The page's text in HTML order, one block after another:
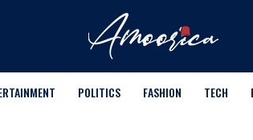
POLITICS FASHION TECH